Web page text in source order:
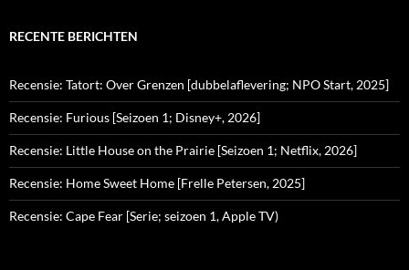
RECENTE BERICHTEN
Recensie: Tatort: Over Grenzen [dubbelaflevering; NPO Start, 2025]
Recensie: Furious [Seizoen 1; Disney+, 2026]
Recensie: Little House on the Prairie [Seizoen 1; Netflix, 2026]
Recensie: Home Sweet Home [Frelle Petersen, 2025]
Recensie: Cape Fear [Serie; seizoen 1, Apple TV)